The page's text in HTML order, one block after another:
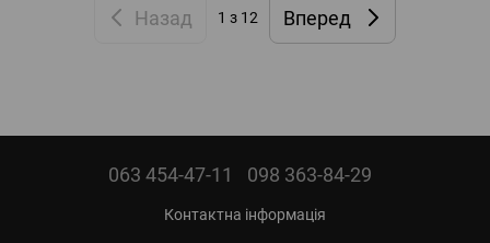
Назад 1 з 12 Вперед
063 454-47-11 098 363-84-29
Контактна інформація